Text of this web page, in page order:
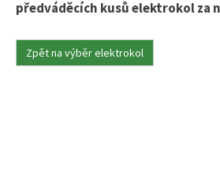
předváděcích kusů elektrokol za
Zpět na výběr elektrokol